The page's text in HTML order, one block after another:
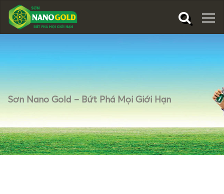
Sơn Nano Gold – Bứt Phá Mọi Giới Hạn